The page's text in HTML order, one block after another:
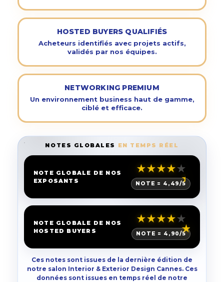
HOSTED BUYERS QUALIFIÉS
Acheteurs identifiés avec projets actifs,
validés par nos équipes.
NETWORKING PREMIUM
Un environnement business haut de gamme,
ciblé et efficace.
NOTES GLOBALES EN TEMPS RÉEL
NOTE GLOBALE DE NOS
EXPOSANTS
★★★★★
NOTE = 4,49/5
NOTE GLOBALE DE NOS
HOSTED BUYERS
★★★★★
NOTE = 4,90/5
Ces notes sont issues de la dernière édition de
notre salon Interior & Exterior Design Cannes. Ces
données sont issues en temps réel de notre